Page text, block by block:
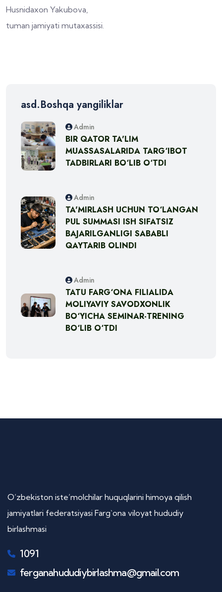
Husnidaxon Yakubova,
tuman jamiyati mutaxassisi.
asd.Boshqa yangiliklar
Admin
BIR QATOR TA'LIM
MUASSASALARIDA TARG‘IBOT
TADBIRLARI BO‘LIB O‘TDI
Admin
TA'MIRLASH UCHUN TO‘LANGAN
PUL SUMMASI ISH SIFATSIZ
BAJARILGANLIGI SABABLI
QAYTARIB OLINDI
Admin
TATU FARG‘ONA FILIALIDA
MOLIYAVIY SAVODXONLIK
BO‘YICHA SEMINAR-TRENING
BO‘LIB O‘TDI
O’zbekiston iste’molchilar huquqlarini himoya qilish
jamiyatlari federatsiyasi Farg`ona viloyat hududiy
birlashmasi
1091
ferganahududiybirlashma@gmail.com